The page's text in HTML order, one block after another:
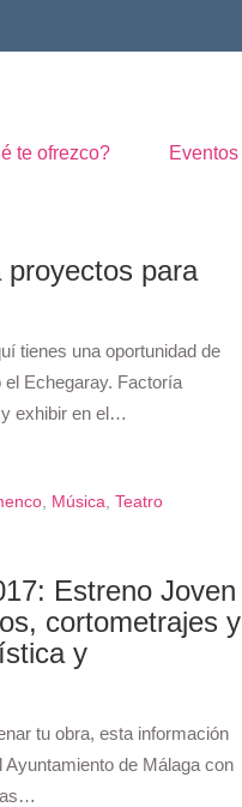
te ofrezco? Eventos
para
tienes una oportunidad de
Echegaray. Factoría
exhibir en el…
Música Teatro
Estreno Joven
cortometrajes y
y
tu obra, esta información
de Málaga con